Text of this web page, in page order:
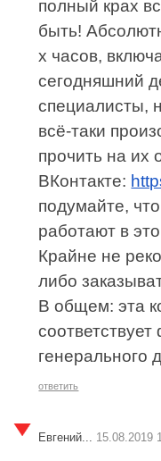
полный крах
быть!
х часов,
сегодняшний
специалисты,
всё-таки
прочить на их
ВКонтакте:
подумайте,
работают в
Крайне не
либо
В общем: эта
генерального
ответить
Евгений... 15.08.2019